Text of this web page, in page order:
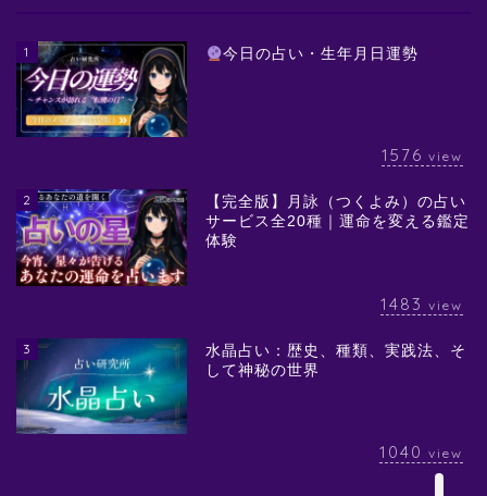
1 今日の占い・生年月日運勢
1576 view
2
【完全版】月詠（つくよみ）の占い
サービス全20種｜運命を変える鑑定
体験
1483 view
3
水晶占い：歴史、種類、実践法、そ
して神秘の世界
1040 view